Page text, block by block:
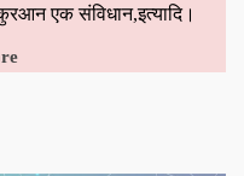
एक संविधान,इत्यादि।